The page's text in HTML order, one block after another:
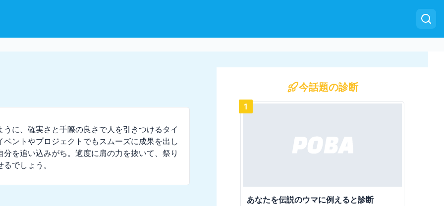
に、確実さと手際の良さで人を引きつけるタイ
ントやプロジェクトでもスムーズに成果を出し
を追い込みがち。適度に肩の力を抜いて、祭り
でしょう。
今話題の診断
1
あなたを伝説のウマに例えると診断